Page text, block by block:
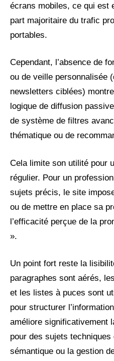
écrans mobiles, ce qui est
part majoritaire du trafic
portables.
Cependant, l’absence de
ou de veille personnalisée
newsletters ciblées)
logique de diffusion
de système de filtres
thématique ou de
Cela limite son utilité pour
régulier. Pour un
sujets précis, le site
ou de mettre en place sa
l’efficacité perçue de la
».
Un point fort reste la
paragraphes sont aérés,
et les listes à puces sont
pour structurer
améliore significativement
pour des sujets techniques
sémantique ou la gestion